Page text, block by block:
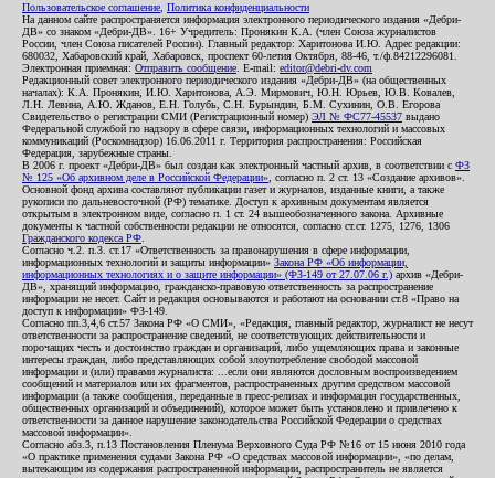
Пользовательское соглашение Политика конфиденциальности
На данном сайте распространяется информация электронного периодического издания «Дебри-
ДВ» со знаком «Дебри-ДВ». 16+ Учредитель: Пронякин К.А. (член Союза журналистов
России, член Союза писателей России). Главный редактор: Харитонова И.Ю. Адрес редакции:
680032, Хабаровский край, Хабаровск, проспект 60-летия Октября, 88-46, т./ф.84212296081.
Электронная приемная: Отправить сообщение . E-mail: editor@debri-dv.com
Редакционный совет электронного периодического издания «Дебри-ДВ» (на общественных
началах): К.А. Пронякин, И.Ю. Харитонова, А.Э. Мирмович, Ю.Н. Юрьев, Ю.В. Ковалев,
Л.Н. Левина, А.Ю. Жданов, Е.Н. Голубь, С.Н. Бурындин, Б.М. Сухинин, О.В. Егорова
Свидетельство о регистрации СМИ (Регистрационный номер) ЭЛ № ФС77-45537 выдано
Федеральной службой по надзору в сфере связи, информационных технологий и массовых
коммуникаций (Роскомнадзор) 16.06.2011 г. Территория распространения: Российская
Федерация, зарубежные страны.
В 2006 г. проект «Дебри-ДВ» был создан как электронный частный архив, в соответствии с ФЗ
№ 125 «Об архивном деле в Российской Федерации» , согласно п. 2 ст. 13 «Создание архивов».
Основной фонд архива составляют публикации газет и журналов, изданные книги, а также
рукописи по дальневосточной (РФ) тематике. Доступ к архивным документам является
открытым в электронном виде, согласно п. 1 ст. 24 вышеобозначенного закона. Архивные
документы к частной собственности редакции не относятся, согласно ст.ст. 1275, 1276, 1306
Гражданского кодекса РФ
Согласно ч.2. п.3. ст.17 «Ответственность за правонарушения в сфере информации,
информационных технологий и защиты информации» Закона РФ «Об информации,
информационных технологиях и о защите информации» (ФЗ-149 от 27.07.06 г.) архив «Дебри-
ДВ», хранящий информацию, гражданско-правовую ответственность за распространение
информации не несет. Сайт и редакция основываются и работают на основании ст.8 «Право на
доступ к информации» ФЗ-149.
Согласно пп.3,4,6 ст.57 Закона РФ «О СМИ», «Редакция, главный редактор, журналист не несут
ответственности за распространение сведений, не соответствующих действительности и
порочащих честь и достоинство граждан и организаций, либо ущемляющих права и законные
интересы граждан, либо представляющих собой злоупотребление свободой массовой
информации и (или) правами журналиста: ...если они являются дословным воспроизведением
сообщений и материалов или их фрагментов, распространенных другим средством массовой
информации (а также сообщения, переданные в пресс-релизах и информация государственных,
общественных организаций и объединений), которое может быть установлено и привлечено к
ответственности за данное нарушение законодательства Российской Федерации о средствах
массовой информации».
Согласно абз.3, п.13 Постановления Пленума Верховного Суда РФ №16 от 15 июня 2010 года
«О практике применения судами Закона РФ «О средствах массовой информации», «по делам,
вытекающим из содержания распространенной информации, распространитель не является